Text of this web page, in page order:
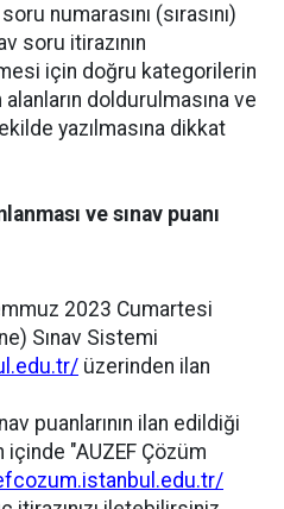
numarasını (sırasını)
soru itirazının
için doğru kategorilerin
doldurulmasına ve
yazılmasına dikkat
ve sınav puanı
2023 Cumartesi
Sınav Sistemi
üzerinden ilan
puanlarının ilan edildiği
"AUZEF Çözüm